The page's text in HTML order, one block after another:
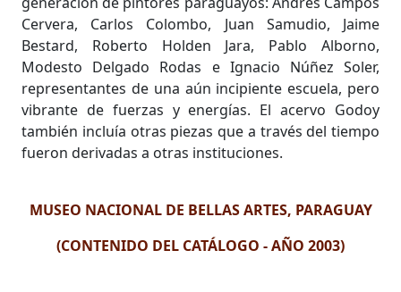
Cervera, Carlos Colombo, Juan Samudio, Jaime
Bestard, Roberto Holden Jara, Pablo Alborno,
Modesto Delgado Rodas e Ignacio Núñez Soler,
representantes de una aún incipiente escuela, pero
vibrante de fuerzas y energías. El acervo Godoy
también incluía otras piezas que a través del tiempo
fueron derivadas a otras instituciones.
MUSEO NACIONAL DE BELLAS ARTES, PARAGUAY
(CONTENIDO DEL CATÁLOGO - AÑO 2003)